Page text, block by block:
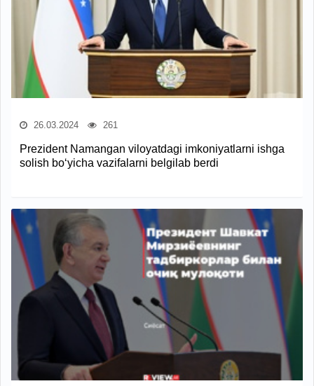
26.03.2024 261
Prezident Namangan viloyatdagi imkoniyatlarni ishga
solish bo‘yicha vazifalarni belgilab berdi